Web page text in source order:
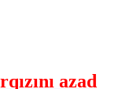
azad